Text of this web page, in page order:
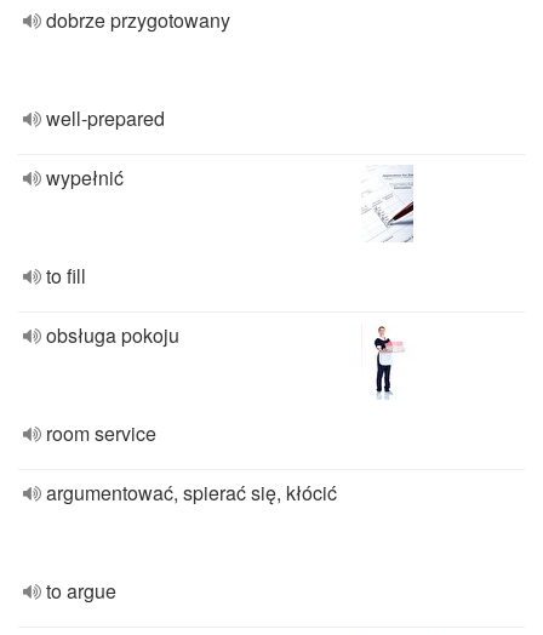
dobrze przygotowany
well-prepared
wypełnić
to fill
obsługa pokoju
room service
argumentować, spierać się, kłócić
to argue